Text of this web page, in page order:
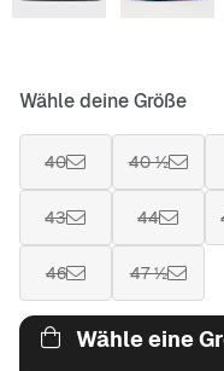
Wähle deine Größe
40 40 ½
43 44
46 47 ½
Wähle eine